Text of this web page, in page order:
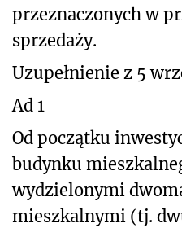
przeznaczonych w
sprzedaży.
Uzupełnienie z 5
Ad 1
Od początku
budynku
wydzielonymi
mieszkalnymi (tj.